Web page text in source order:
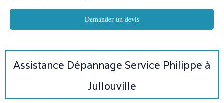
Demander un devis
Assistance Dépannage Service Philippe à
Jullouville